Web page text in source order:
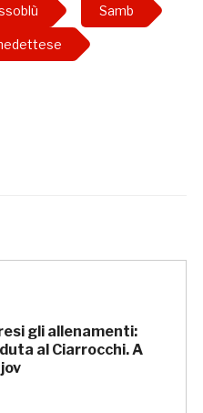
Samb
gli allenamenti:
al Ciarrocchi. A